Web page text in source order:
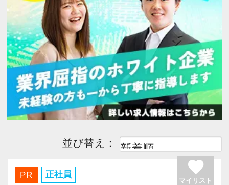
今すぐ会員登録
PC版サイトを見る
採用ご担当者様
並び替え：
PR 正社員 favorite
マイリスト